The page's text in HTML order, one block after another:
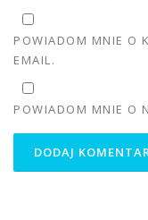
POWIADOM MNIE O
EMAIL.
POWIADOM MNIE O